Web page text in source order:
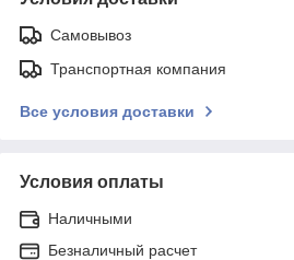
Самовывоз
Транспортная компания
Все условия доставки
Условия оплаты
Наличными
Безналичный расчет